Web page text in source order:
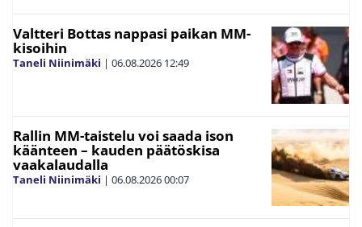
Valtteri Bottas nappasi paikan MM-
kisoihin
Taneli Niinimäki | 06.08.2026 12:49
Rallin MM-taistelu voi saada ison
käänteen – kauden päätöskisa
vaakalaudalla
Taneli Niinimäki | 06.08.202600:07